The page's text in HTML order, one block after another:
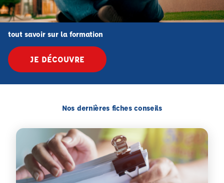
tout savoir sur la formation
JE DÉCOUVRE
Nos dernières fiches conseils